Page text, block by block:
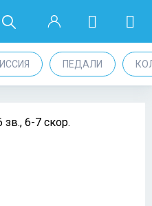
ПЕДАЛИ
6-7 скор.